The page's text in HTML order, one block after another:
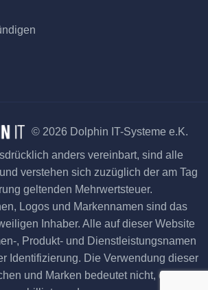
© 2026 Dolphin IT-Systeme e.K.
anders vereinbart, sind alle
verstehen sich zuzüglich der am Tag
geltenden Mehrwertsteuer.
Logos und Markennamen sind das
Inhaber. Alle auf dieser Website
, Produkt- und Dienstleistungsnamen
Identifizierung. Die Verwendung dieser
und Marken bedeutet nicht, dass sie